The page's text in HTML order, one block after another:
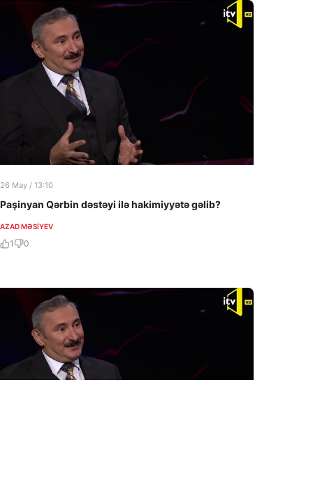
26 May / 13:10
Paşinyan Qərbin dəstəyi ilə hakimiyyətə gəlib?
AZAD MƏSIYEV
1 0